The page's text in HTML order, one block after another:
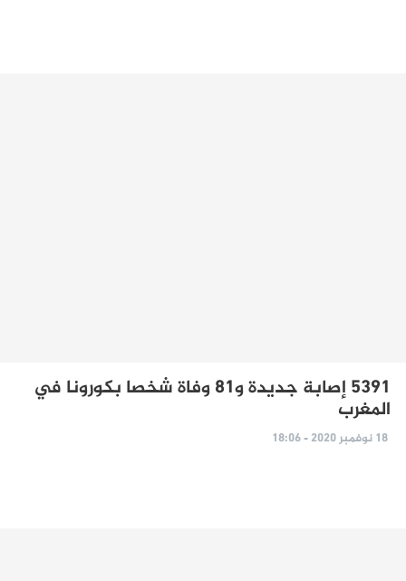
5391 إصابة جديدة و81 وفاة شخصا بكورونا في
المغرب
18 نوفمبر 2020 - 18:06